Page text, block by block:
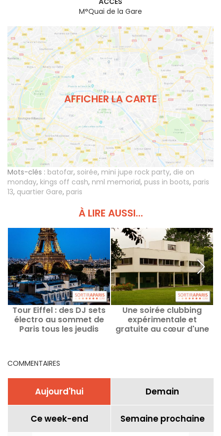
M°Quai de la Gare
AFFICHER LA CARTE
Mots-clés : batofar, soirée, mini jupe rock party, die on
monday, kings off cash, nml memorial, puss in boots, paris
13, quartier Gare, paris
À LIRE AUSSI...
Tour Eiffel : des DJ sets
électro au sommet de
Paris tous les jeudis
Une soirée clubbing
expérimentale et
gratuite au cœur d'une
COMMENTAIRES
Aujourd'hui Demain
Ce week-end Semaine prochaine